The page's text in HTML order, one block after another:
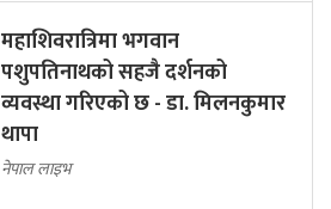
महाशिवरात्रिमा भगवान
पशुपतिनाथको सहजै दर्शनको
व्यवस्था गरिएको छ - डा. मिलनकुमार
थापा
नेपाल लाइभ